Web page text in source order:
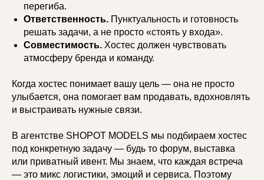
перегиба.
Ответственность. Пунктуальность и готовность
решать задачи, а не просто «стоять у входа».
Совместимость. Хостес должен чувствовать
атмосферу бренда и команду.
Когда хостес понимает вашу цель — она не просто
улыбается, она помогает вам продавать, вдохновлять
и выстраивать нужные связи.
В агентстве SHOPOT MODELS мы подбираем хостес
под конкретную задачу — будь то форум, выставка
или приватный ивент. Мы знаем, что каждая встреча
— это микс логистики, эмоций и сервиса. Поэтому